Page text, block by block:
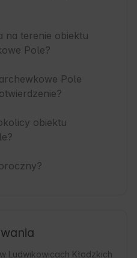
na terenie obiektu
Pole?
Pole
obiektu
Ludwikowicach Kłodzkich